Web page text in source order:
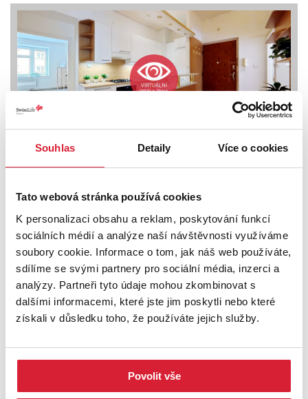
Souhlas Detaily Více o cookies
Tato webová stránka používá cookies
K personalizaci obsahu a reklam, poskytování funkcí
sociálních médií a analýze naší návštěvnosti využíváme
soubory cookie. Informace o tom, jak náš web používáte,
sdílíme se svými partnery pro sociální média, inzerci a
analýzy. Partneři tyto údaje mohou zkombinovat s
dalšími informacemi, které jste jim poskytli nebo které
získali v důsledku toho, že používáte jejich služby.
Povolit vše
SLUŽBY
KARIÉRA
FINANCOVÁNÍ / HYPOTÉKA
KONTAKT
Prodej bytu 3+1 76 m2 Bayerova, Brno
8 700 000 Kč